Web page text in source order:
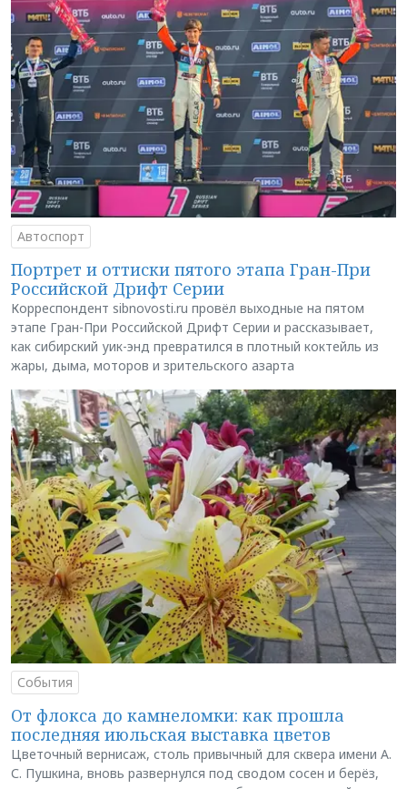
Автоспорт
Портрет и оттиски пятого этапа Гран-При
Российской Дрифт Серии
Корреспондент sibnovosti.ru провёл выходные на пятом
этапе Гран-При Российской Дрифт Серии и рассказывает,
как сибирский уик-энд превратился в плотный коктейль из
жары, дыма, моторов и зрительского азарта
События
От флокса до камнеломки: как прошла
последняя июльская выставка цветов
Цветочный вернисаж, столь привычный для сквера имени А.
С. Пушкина, вновь развернулся под сводом сосен и берёз,